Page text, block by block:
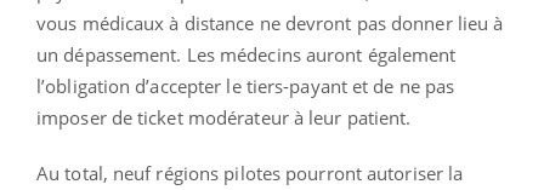
vous médicaux à distance ne devront pas donner lieu à
un dépassement. Les médecins auront également
l’obligation d’accepter le tiers-payant et de ne pas
imposer de ticket modérateur à leur patient.
Au total, neuf régions pilotes pourront autoriser la